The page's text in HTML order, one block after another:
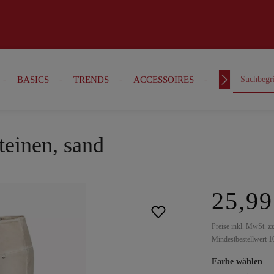
BASICS TRENDS ACCESSOIRES OUTFITS
sand
Preise inkl. MwSt.
Mindestbestellwert
Farbe wählen